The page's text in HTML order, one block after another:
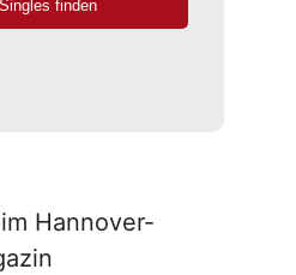
Hannover-